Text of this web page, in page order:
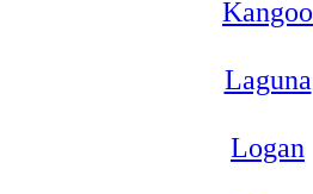
Kangoo
Laguna
Logan